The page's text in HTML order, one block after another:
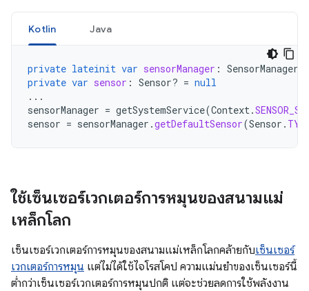
Kotlin Java
private lateinit var sensorManager : SensorManager
private var sensor : Sensor? = null
...
sensorManager = getSystemService(Context.
sensor = sensorManager .getDefaultSensor(Sensor .
ใช้เซ็นเซอร์เวกเตอร์การหมุนของสนามแม่
เหล็กโลก
เซ็นเซอร์เวกเตอร์การหมุนของสนามแม่เหล็กโลกคล้ายกับเซ็นเซอร์
เวกเตอร์การหมุน แต่ไม่ได้ใช้ไจโรสโคป ความแม่นยำของเซ็นเซอร์นี้
ต่ำกว่าเซ็นเซอร์เวกเตอร์การหมุนปกติ แต่จะช่วยลดการใช้พลังงาน